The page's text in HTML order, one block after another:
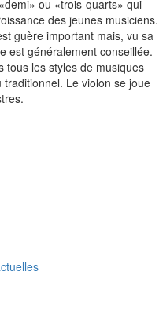
ou «trois-quarts» qui
des jeunes musiciens.
guère important mais, vu sa
est généralement conseillée.
tous les styles de musiques
Le violon se joue